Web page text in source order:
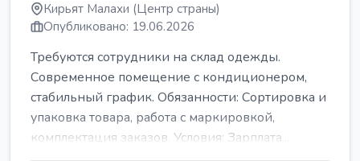
Кирьят Малахи (Центр страны)
Опубликовано: 19.06.2026
Требуются сотрудники на склад одежды.
Современное помещение с кондиционером,
стабильный график. Обязанности: Сортировка и
упаковка товара, работа с маркировкой,
комплектация заказов. Условия: Зарплата...